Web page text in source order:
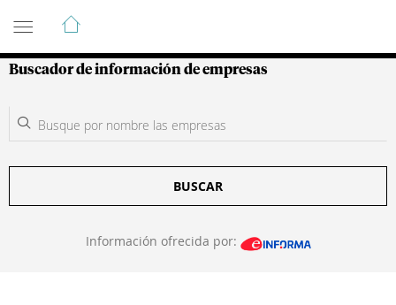
Guía de Empresas Colombianas
Buscador de información de empresas
BUSCAR
Información ofrecida por: